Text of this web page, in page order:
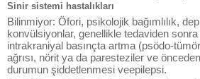
Sinir sistemi hastalıkları
Bilinmiyor: Öfori, psikolojik bağımlılık,
konvülsiyonlar, genellikle tedaviden
intrakraniyal basınçta artma (psödo-
ağrısı, nörit ya da paresteziler ve
durumun şiddetlenmesi veepilepsi.